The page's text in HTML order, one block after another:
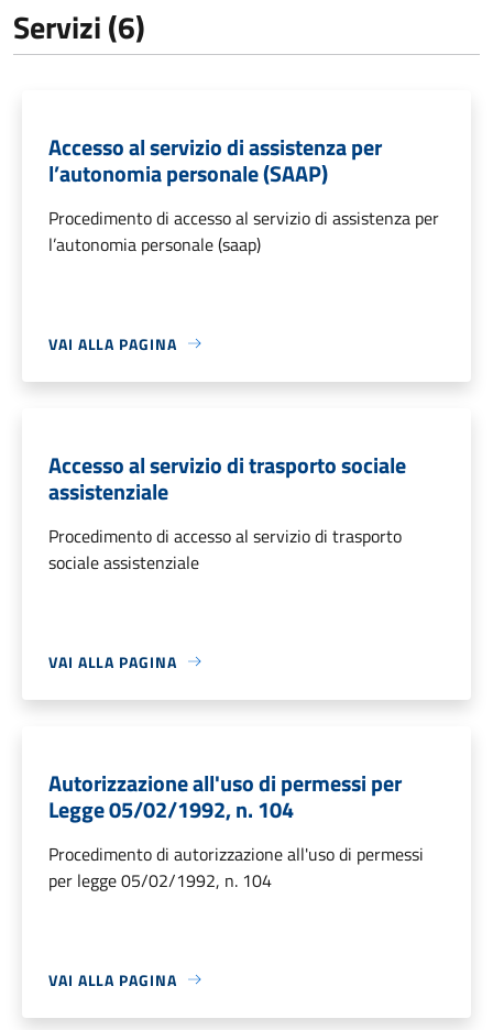
Servizi (6)
Accesso al servizio di assistenza per
l’autonomia personale (SAAP)
Procedimento di accesso al servizio di assistenza per
l’autonomia personale (saap)
VAI ALLA PAGINA
Accesso al servizio di trasporto sociale
assistenziale
Procedimento di accesso al servizio di trasporto
sociale assistenziale
VAI ALLA PAGINA
Autorizzazione all'uso di permessi per
Legge 05/02/1992, n. 104
Procedimento di autorizzazione all'uso di permessi
per legge 05/02/1992, n. 104
VAI ALLA PAGINA